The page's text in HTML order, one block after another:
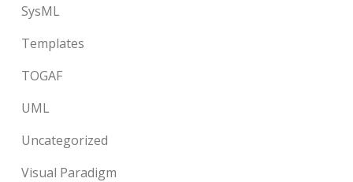
SysML
Templates
TOGAF
UML
Uncategorized
Visual Paradigm